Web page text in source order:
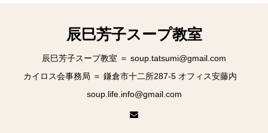
辰巳芳子スープ教室
辰巳芳子スープ教室 ＝ soup.tatsumi@gmail.com
カイロス会事務局 ＝ 鎌倉市十二所287-5 オフィス安藤内
soup.life.info@gmail.com